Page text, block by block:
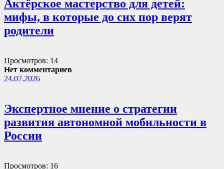
Актёрское мастерство для детей:
мифы, в которые до сих пор верят
родители
Просмотров: 14
Нет комментариев
24.07.2026
Экспертное мнение о стратегии
развития автономной мобильности в
России
Просмотров: 16